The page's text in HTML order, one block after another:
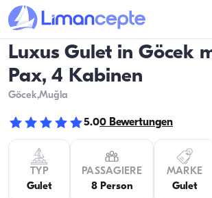
Luxus Gulet in Göcek
Pax, 4 Kabinen
Göcek,Muğla
5.00 Bewertungen
TYP
Gulet
PASSAGIERE
8 Person
MARKE
Gulet